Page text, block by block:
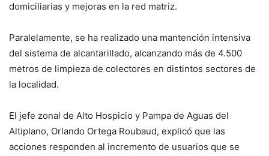
domiciliarias y mejoras en la red matriz.
Paralelamente, se ha realizado una mantención intensiva
del sistema de alcantarillado, alcanzando más de 4.500
metros de limpieza de colectores en distintos sectores de
la localidad.
El jefe zonal de Alto Hospicio y Pampa de Aguas del
Altiplano, Orlando Ortega Roubaud, explicó que las
acciones responden al incremento de usuarios que se